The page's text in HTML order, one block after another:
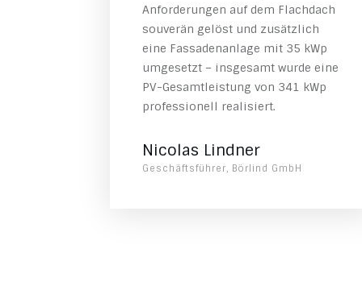
Anforderungen auf dem Flachdach
souverän gelöst und zusätzlich
eine Fassadenanlage mit 35 kWp
umgesetzt – insgesamt wurde eine
PV-Gesamtleistung von 341 kWp
professionell realisiert.
Nicolas Lindner
Geschäftsführer, Börlind GmbH